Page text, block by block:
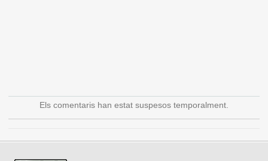
Els comentaris han estat suspesos temporalment.